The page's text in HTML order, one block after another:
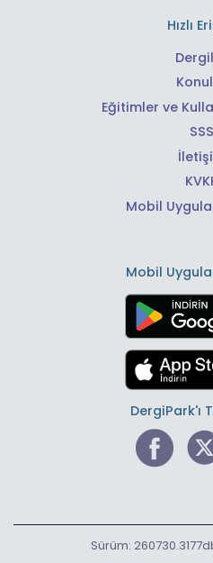
Hızlı
Eğitimler ve
SSS
Mobil
Mobil
DergiPark'ı
Sürüm: